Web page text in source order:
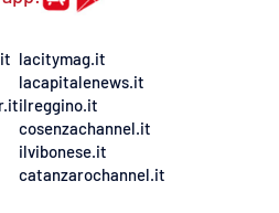
lacitymag.it
lacapitalenews.it
ilreggino.it
cosenzachannel.it
ilvibonese.it
catanzarochannel.it